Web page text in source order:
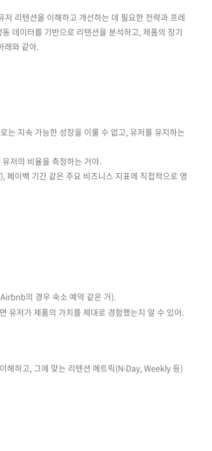
리텐션을 이해하고 개선하는 데 필요한 전략과 프레
데이터를 기반으로 리텐션을 분석하고, 제품의 장기
래와 같아.
는 지속 가능한 성장을 이룰 수 없고, 유저를 유지하는
저의 비율을 측정하는 거야.
페이백 기간 같은 주요 비즈니스 지표에 직접적으로 영
의 경우 숙소 예약 같은 거).
유저가 제품의 가치를 제대로 경험했는지 알 수 있어.
해하고, 그에 맞는 리텐션 메트릭(N-Day, Weekly 등)